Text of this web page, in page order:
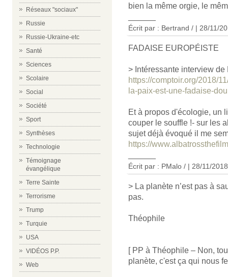
Réseaux "sociaux"
Russie
Russie-Ukraine-etc
Santé
Sciences
Scolaire
Social
Société
Sport
Synthèses
Technologie
Témoignage
évangélique
Terre Sainte
Terrorisme
Trump
Turquie
USA
VIDÉOS P.P.
Web
bien la même orgie, le
Écrit par : Bertrand / | 28/11/
FADAISE EUROPÉISTE
> Intéressante interview
https://comptoir.org/2018/
la-paix-est-une-fadaise-
Et à propos d'écologie, un
couper le souffle !- sur les
sujet déjà évoqué il me
https://
Écrit par : PMalo / | 28/11/2018
> La planète n’est pas à
pas.
Théophile
[ PP à Théophile – Non,
planète, c'est ça qui nous